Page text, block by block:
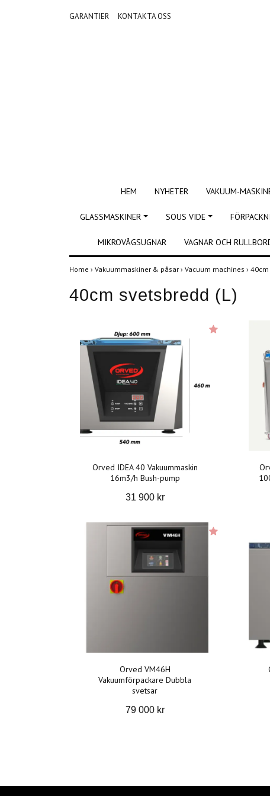
GARANTIER KONTAKTA OSS
HEM NYHETER VAKUUM-
GLASSMASKINER SOUS VIDE
MIKROVÅGSUGNAR VAGNAR OCH
Home › Vakuummaskiner & påsar › Vacuum machines › 40cm
40cm svetsbredd (L)
Orved IDEA 40 Vakuummaskin
16m3/h Bush-pump
31 900 kr
Orved VM46H
Vakuumförpackare Dubbla
svetsar
79 000 kr